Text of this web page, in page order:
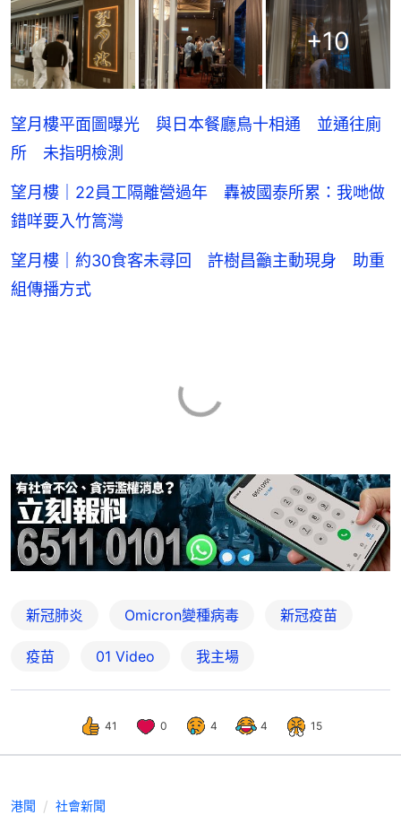
+10
望月樓平面圖曝光 與日本餐廳鳥十相通 並通往廁
所 未指明檢測
望月樓｜22員工隔離營過年 轟被國泰所累：我哋做
錯咩要入竹篙灣
望月樓｜約30食客未尋回 許樹昌籲主動現身 助重
組傳播方式
新冠肺炎 Omicron變種病毒 新冠疫苗
疫苗 01 Video 我主場
41 0 4 4 15
港聞 社會新聞